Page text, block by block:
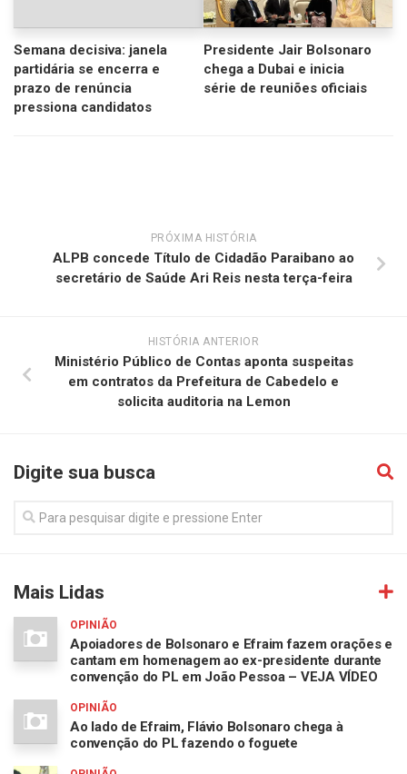
Semana decisiva: janela
partidária se encerra e
prazo de renúncia
pressiona candidatos
Presidente Jair Bolsonaro
chega a Dubai e inicia
série de reuniões oficiais
PRÓXIMA HISTÓRIA
ALPB concede Título de Cidadão Paraibano ao
secretário de Saúde Ari Reis nesta terça-feira
HISTÓRIA ANTERIOR
Ministério Público de Contas aponta suspeitas
em contratos da Prefeitura de Cabedelo e
solicita auditoria na Lemon
Digite sua busca
Mais Lidas
OPINIÃO
Apoiadores de Bolsonaro e Efraim fazem orações e
cantam em homenagem ao ex-presidente durante
convenção do PL em João Pessoa – VEJA VÍDEO
OPINIÃO
Ao lado de Efraim, Flávio Bolsonaro chega à
convenção do PL fazendo o foguete